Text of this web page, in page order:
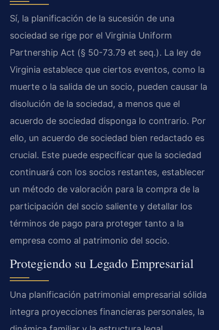
Sí, la planificación de la sucesión de una
sociedad se rige por el Virginia Uniform
Partnership Act (§ 50-73.79 et seq.). La ley de
Virginia establece que ciertos eventos, como la
muerte o la salida de un socio, pueden causar la
disolución de la sociedad, a menos que el
acuerdo de sociedad disponga lo contrario. Por
ello, un acuerdo de sociedad bien redactado es
crucial. Este puede especificar que la sociedad
continuará con los socios restantes, establecer
un método de valoración para la compra de la
participación del socio saliente y detallar los
términos de pago para proteger tanto a la
empresa como al patrimonio del socio.
Protegiendo su Legado Empresarial
Una planificación patrimonial empresarial sólida
integra proyecciones financieras personales, la